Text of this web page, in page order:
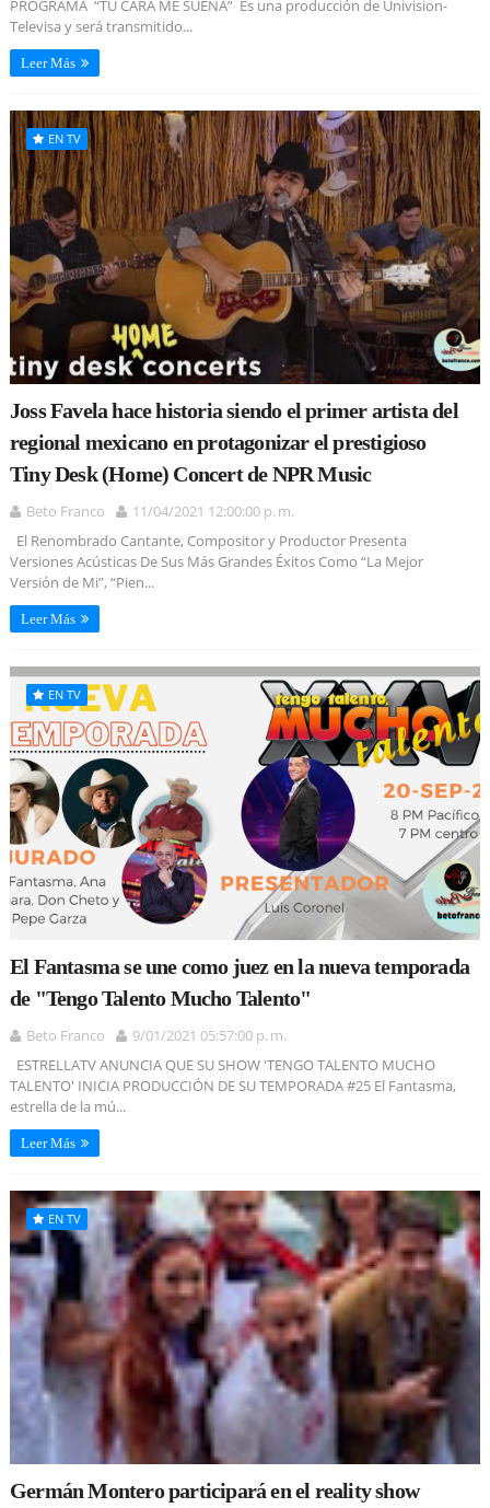
PROGRAMA “TU CARA ME SUENA” Es una producción de Univision-
Televisa y será transmitido...
Leer Más
EN TV
Joss Favela hace historia siendo el primer artista del
regional mexicano en protagonizar el prestigioso
Tiny Desk (Home) Concert de NPR Music
Beto Franco
11/04/2021 12:00:00 p. m.
El Renombrado Cantante, Compositor y Productor Presenta
Versiones Acústicas De Sus Más Grandes Éxitos Como “La Mejor
Versión de Mi”, “Pien...
Leer Más
EN TV
El Fantasma se une como juez en la nueva temporada
de "Tengo Talento Mucho Talento"
Beto Franco
9/01/2021 05:57:00 p. m.
ESTRELLATV ANUNCIA QUE SU SHOW 'TENGO TALENTO MUCHO
TALENTO' INICIA PRODUCCIÓN DE SU TEMPORADA #25 El Fantasma,
estrella de la mú...
Leer Más
EN TV
Germán Montero participará en el reality show